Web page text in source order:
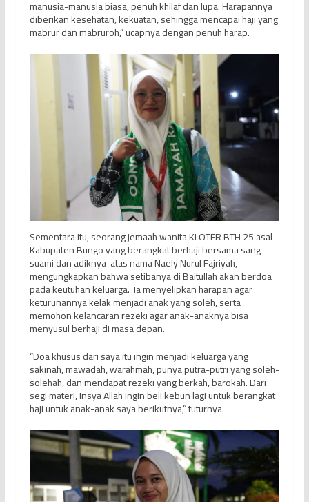
manusia-manusia biasa, penuh khilaf dan lupa. Harapannya
diberikan kesehatan, kekuatan, sehingga mencapai haji yang
mabrur dan mabruroh,” ucapnya dengan penuh harap.
Sementara itu, seorang jemaah wanita KLOTER BTH 25 asal
Kabupaten Bungo yang berangkat berhaji bersama sang
suami dan adiknya atas nama Naely Nurul Fajriyah,
mengungkapkan bahwa setibanya di Baitullah akan berdoa
pada keutuhan keluarga. Ia menyelipkan harapan agar
keturunannya kelak menjadi anak yang soleh, serta
memohon kelancaran rezeki agar anak-anaknya bisa
menyusul berhaji di masa depan.
“Doa khusus dari saya itu ingin menjadi keluarga yang
sakinah, mawadah, warahmah, punya putra-putri yang soleh-
solehah, dan mendapat rezeki yang berkah, barokah. Dari
segi materi, Insya Allah ingin beli kebun lagi untuk berangkat
haji untuk anak-anak saya berikutnya,” tuturnya.